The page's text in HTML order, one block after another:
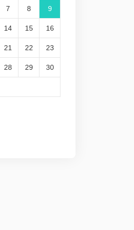
7 8 9
14 15 16
21 22 23
28 29 30